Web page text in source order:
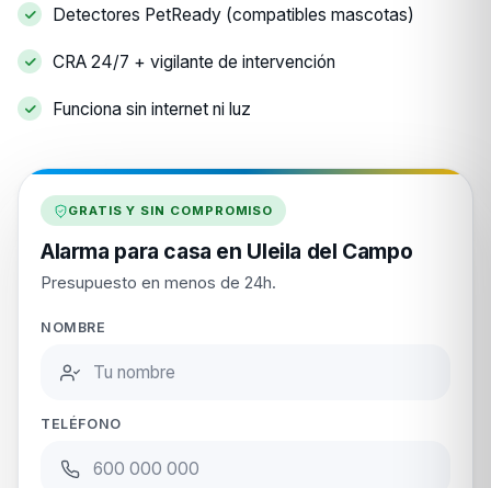
Detectores PetReady (compatibles mascotas)
CRA 24/7 + vigilante de intervención
Funciona sin internet ni luz
GRATIS Y SIN COMPROMISO
Alarma para casa en Uleila del Campo
Presupuesto en menos de 24h.
NOMBRE
TELÉFONO